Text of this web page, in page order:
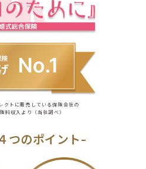
クトに販売している保険会社の
料収入より（当社調べ）
つのポイント-